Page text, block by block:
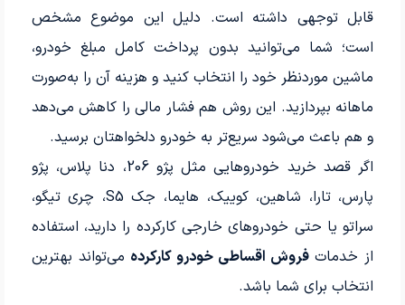
قابل توجهی داشته است. دلیل این موضوع مشخص
است؛ شما می‌توانید بدون پرداخت کامل مبلغ خودرو،
ماشین موردنظر خود را انتخاب کنید و هزینه آن را به‌صورت
ماهانه بپردازید. این روش هم فشار مالی را کاهش می‌دهد
و هم باعث می‌شود سریع‌تر به خودرو دلخواهتان برسید.
اگر قصد خرید خودروهایی مثل پژو 206، دنا پلاس، پژو
پارس، تارا، شاهین، کوییک، هایما، جک S5، چری تیگو،
سراتو یا حتی خودروهای خارجی کارکرده را دارید، استفاده
از خدماتفروش اقساطی خودرو کارکرده می‌تواند بهترین
انتخاب برای شما باشد.